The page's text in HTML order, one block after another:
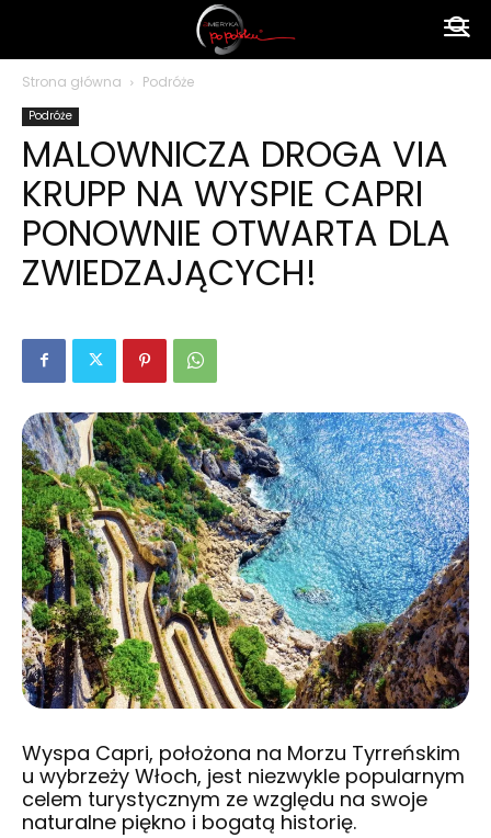
polsku
Strona główna Podróże
Podróże
MALOWNICZA DROGA VIA
KRUPP NA WYSPIE CAPRI
PONOWNIE OTWARTA DLA
ZWIEDZAJĄCYCH!
Wyspa Capri, położona na Morzu Tyrreńskim
u wybrzeży Włoch, jest niezwykle popularnym
celem turystycznym ze względu na swoje
naturalne piękno i bogatą historię.